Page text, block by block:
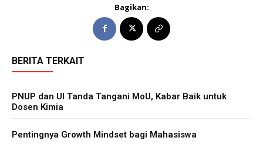
Bagikan:
BERITA TERKAIT
PNUP dan UI Tanda Tangani MoU, Kabar Baik untuk
Dosen Kimia
Pentingnya Growth Mindset bagi Mahasiswa